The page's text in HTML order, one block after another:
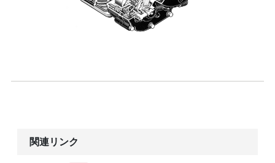
関連リンク